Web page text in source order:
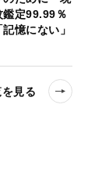
定99.99％
憶にない」
見る